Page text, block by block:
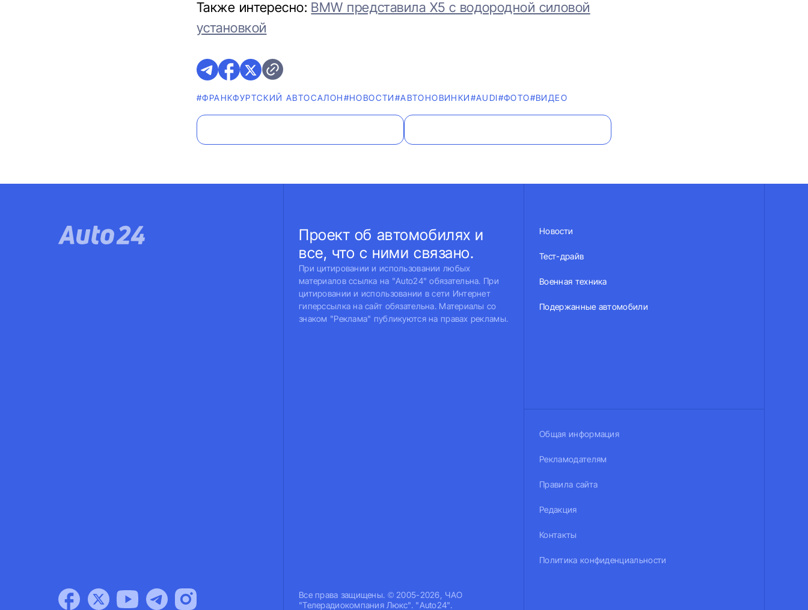
Также интересно: BMW представила X5 с водородной силовой
установкой
#ФРАНКФУРТСКИЙ АВТОСАЛОН#НОВОСТИ#AВТОНОВИНКИ#AUDI#ФОТО#ВИДЕО
Проект об автомобилях и
все, что с ними связано.
При цитировании и использовании любых
материалов ссылка на "Auto24" обязательна. При
цитировании и использовании в сети Интернет
гиперссылка на сайт обязательна. Материалы со
знаком "Реклама" публикуются на правах рекламы.
Все права защищены. © 2005-2026, ЧАО
"Телерадиокомпания Люкс". "Auto24".
Новости
Тест-драйв
Военная техника
Подержанные автомобили
Общая информация
Рекламодателям
Правила сайта
Редакция
Контакты
Политика конфиденциальности